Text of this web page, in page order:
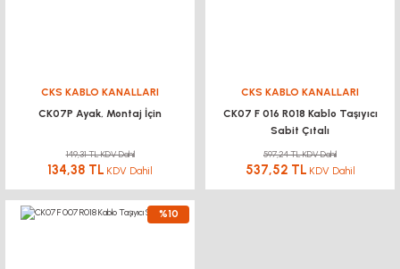
CKS KABLO KANALLARI
CK07P Ayak, Montaj İçin
149,31 TL KDV Dahil
134,38 TL KDV Dahil
CKS KABLO KANALLARI
CK07 F 016 R018 Kablo Taşıyıcı
Sabit Çıtalı
597,24 TL KDV Dahil
537,52 TL KDV Dahil
%10